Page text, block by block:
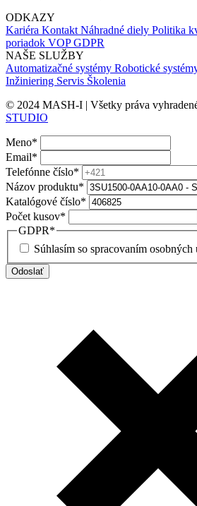
ODKAZY
Kariéra Kontakt Náhradné diely Politika
poriadok VOPGDPR
NAŠE SLUŽBY
Automatizačné systémy Robotické
Inžiniering Servis Školenia
© 2024 MASH-I | Všetky práva
STUDIO
Meno*
Email*
Telefónne číslo*
Názov produktu*
Katalógové číslo*
Počet kusov*
GDPR*
Súhlasím so spracovaním osobných
Odoslať